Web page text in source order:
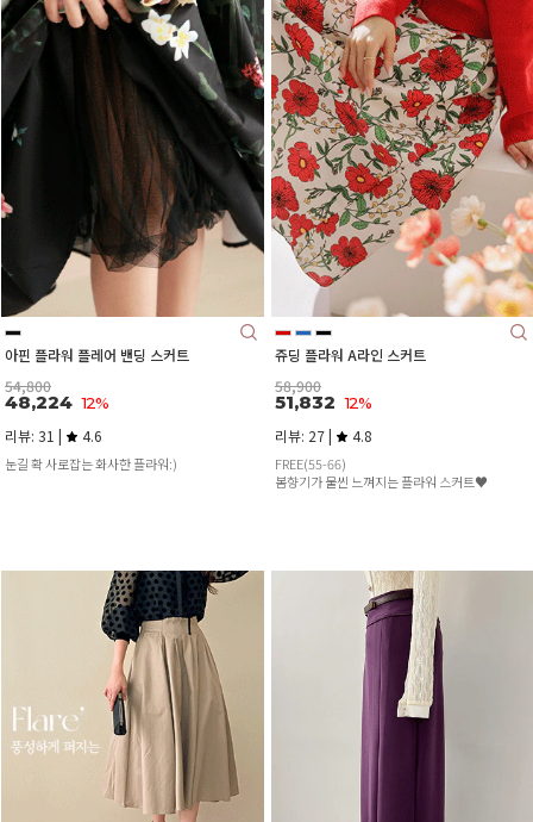
아핀 플라워 플레어 밴딩 스커트
54,800
48,224 12%
리뷰: 31 | 4.6
눈길 확 사로잡는 화사한 플라워:)
쥬딩 플라워 A라인 스커트
58,900
51,832 12%
리뷰: 27 | 4.8
FREE(55-66)
봄향기가 물씬 느껴지는 플라워 스커트♥